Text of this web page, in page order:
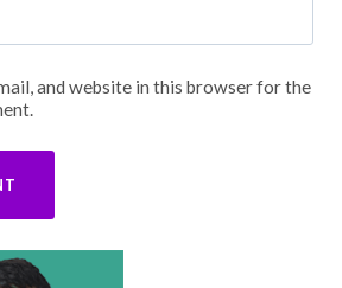
and website in this browser for the